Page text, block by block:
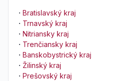
· Bratislavský kraj
· Trnavský kraj
· Nitriansky kraj
· Trenčiansky kraj
· Banskobystrický kraj
· Žilinský kraj
· Prešovský kraj